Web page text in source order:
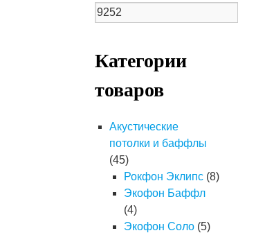
Категории
товаров
Акустические
потолки и баффлы
(45)
Рокфон Эклипс (8)
Экофон Баффл
(4)
Экофон Соло (5)